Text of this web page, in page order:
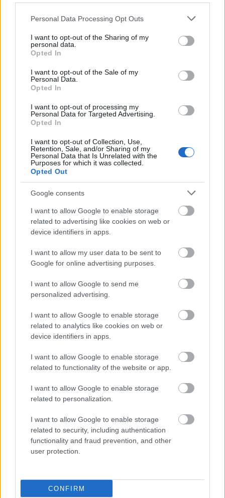
Please note that this website/app uses one or more Google
not limited to your visit or usage behaviour. You may click to
grant or deny consent to Google and its third-party tags to
use your data for below specified purposes in below Google
consent section.
Personal Data Processing Opt Outs
I want to opt-out of the Sharing of my
personal data.
Opted In
I want to opt-out of the Sale of my
Personal Data.
Opted In
I want to opt-out of processing my
Personal Data for Targeted Advertising.
Opted In
I want to opt-out of Collection, Use,
Retention, Sale, and/or Sharing of my
Personal Data that Is Unrelated with the
Purposes for which it was collected.
Opted Out
Google consents
I want to allow Google to enable storage
related to advertising like cookies on web or
device identifiers in apps.
I want to allow my user data to be sent to
Google for online advertising purposes.
I want to allow Google to send me
personalized advertising.
I want to allow Google to enable storage
related to analytics like cookies on web or
device identifiers in apps.
I want to allow Google to enable storage
related to functionality of the website or app.
I want to allow Google to enable storage
related to personalization.
I want to allow Google to enable storage
related to security, including authentication
functionality and fraud prevention, and other
user protection.
CONFIRM
cserélnek, felbukkannak és eltűnnek. Miért?
Miért
lefuttatása minden alkalommal más-más
eredményt?Miként lehet az optimalizálás helyes
hektikus változásból bármilyen következtetést
levonni?
Talán csak úgy, hogy az
változásokat, hanem a trendeket figyeli.
Persze. De nem biztos, hogy ezzel sokkal jobban jár,
mert számtalanszor előfordul, hogy ugyanaz az
optimalizációs eljárás három hónapon át
eredményes, aztán viszont már nem, pontosan
ugyanaz a tartalmi fejlesztés hatására az egyik
weboldal organikus forgalma fellendül, a másik
helyezései viszont nem mozdulnak jó irányba.
A Google optimalizálás jelene és jövője
Összességében elmondható, hogy bár a rangsorolási
kritériumoknak a rangsor kialakításában való
fontossága mindig is titkos volt, azért a
keresőalgoritmus működése nagyjából kiismerhető
és a kritériumoknak való megfeleltetés mikéntje
nagyjából tudható volt. Támaszkodni a következőkre
a Google dokumentumai: irányelvek,
a cég mérnökeinek, szóvivőinek nyilatkozatai,
válaszaik feltett kérdésekre
a keresési statisztikáik elemzése
saját optimalizációs tapasztalatok
Ha ezeket egybevetettük, kirajzolódni látszott mind
másikat nem tapasztaljuk.